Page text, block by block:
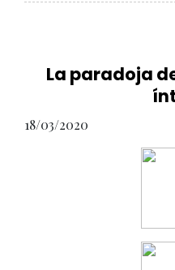
La paradoja
18/03/2020